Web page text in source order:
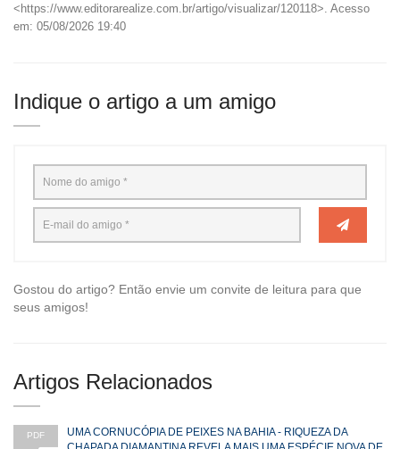
<https://www.editorarealize.com.br/artigo/visualizar/120118>. Acesso
em: 05/08/2026 19:40
Indique o artigo a um amigo
Gostou do artigo? Então envie um convite de leitura para que
seus amigos!
Artigos Relacionados
PDF
UMA CORNUCÓPIA DE PEIXES NA BAHIA - RIQUEZA DA